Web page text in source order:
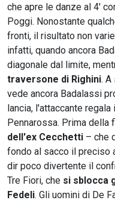
che apre le danze al 4'
Poggi. Nonostante
fronti, il risultato non
infatti, quando ancora
diagonale dal limite,
traversone di Righini.
vede ancora Badalassi
lancia, l'attaccante
Pennarossa. Prima della
dell'ex Cecchetti – che
fondo al sacco il preciso
dir poco divertente il
Tre Fiori, che si sblocca
Fedeli. Gli uomini di De